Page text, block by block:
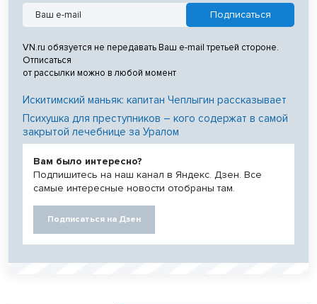
VN.ru обязуется не передавать Ваш e-mail третьей стороне.
Отписаться
от рассылки можно в любой момент
Искитимский маньяк: капитан Чеплыгин рассказывает
Психушка для преступников – кого содержат в самой
закрытой лечебнице за Уралом
Вам было интересно?
Подпишитесь на наш канал в Яндекс. Дзен. Все
самые интересные новости отобраны там.
Подписаться на Дзен